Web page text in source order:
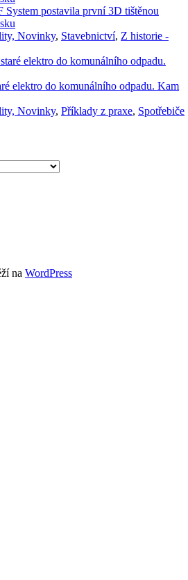
System postavila první 3D tištěnou
Novinky, Stavebnictví, Z historie -
elektro do komunálního odpadu. Kam
Novinky, Příklady z praxe, Spotřebiče
na WordPress